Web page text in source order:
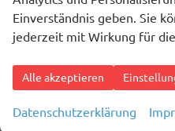
Einverständnis geben. Sie
jederzeit mit Wirkung für
Alle akzeptieren
Datenschutzerklärung